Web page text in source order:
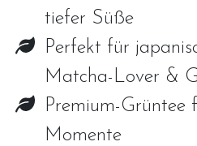
tiefer Süße
Perfekt für
Matcha-Lover &
Premium-Grüntee
Momente